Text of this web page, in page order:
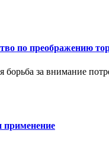
по преображению
за внимание
применение